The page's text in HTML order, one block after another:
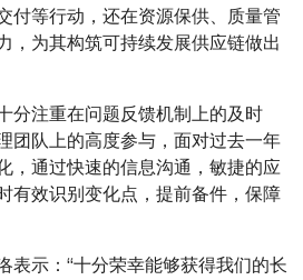
付等行动，还在资源保供、质量管
，为其构筑可持续发展供应链做出
分注重在问题反馈机制上的及时
团队上的高度参与，面对过去一年
，通过快速的信息沟通，敏捷的应
有效识别变化点，提前备件，保障
表示：“十分荣幸能够获得我们的长